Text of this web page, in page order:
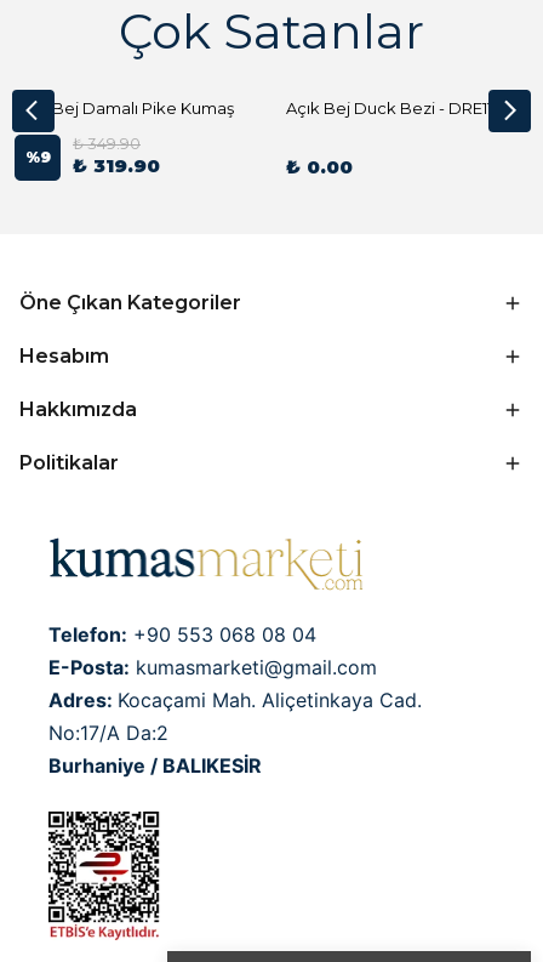
Çok Satanlar
Açık Bej Damalı Pike Kumaş
%9
₺ 349.90
₺ 319.90
Açık Bej Duck Bezi - DRE1144 Kumaş Peçete
₺ 0.00
Öne Çıkan Kategoriler
Hesabım
Hakkımızda
Politikalar
Telefon: +90 553 068 08 04
E-Posta: kumasmarketi@gmail.com
Adres: Kocaçami Mah. Aliçetinkaya Cad.
No:17/A Da:2
Burhaniye / BALIKESİR